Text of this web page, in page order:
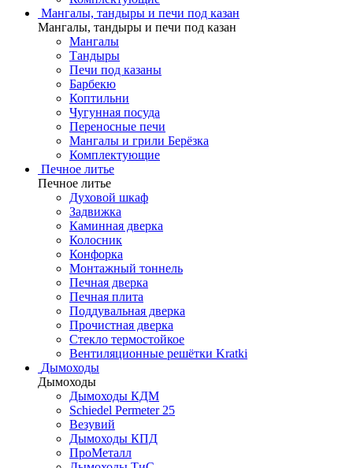
Мангалы, тандыры и печи под казан
Мангалы, тандыры и печи под казан
Мангалы
Тандыры
Печи под казаны
Барбекю
Коптильни
Чугунная посуда
Переносные печи
Мангалы и грили Берёзка
Комплектующие
Печное литье
Печное литье
Духовой шкаф
Задвижка
Каминная дверка
Колосник
Конфорка
Монтажный тоннель
Печная дверка
Печная плита
Поддувальная дверка
Прочистная дверка
Стекло термостойкое
Вентиляционные решётки Kratki
Дымоходы
Дымоходы
Дымоходы КДМ
Schiedel Permeter 25
Везувий
Дымоходы КПД
ПроМеталл